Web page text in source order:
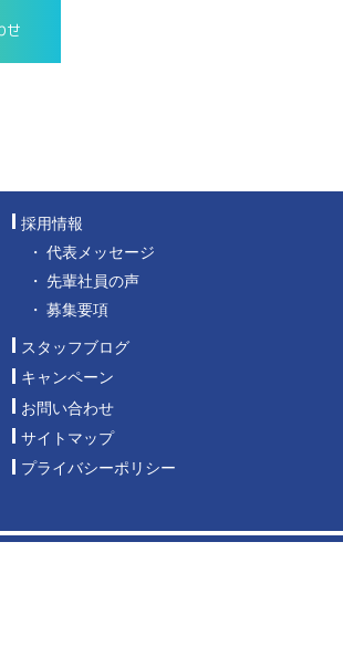
せ
採用情報
代表メッセージ
先輩社員の声
募集要項
スタッフブログ
キャンペーン
お問い合わせ
サイトマップ
プライバシーポリシー